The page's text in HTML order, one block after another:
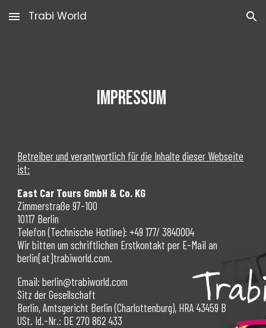
Skip to main content Skip to navigation
Trabi World
IMPRESSUM
Betreiber und verantwortlich für die Inhalte dieser Webseite
ist:
East Car Tours GmbH & Co. KG
Zimmerstraße 97-100
10117 Berlin
Telefon (Technische Hotline): +49 177/ 3840004
Wir bitten um schriftlichen Erstkontakt per E-Mail an
berlin[at]trabiworld.com.
Email: berlin@trabiworld.com
Sitz der Gesellschaft
Berlin, Amtsgericht Berlin (Charlottenburg), HRA 43459 B
USt. Id.-Nr.: DE 270 862 433